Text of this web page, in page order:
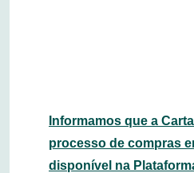
Informamos que a
processo de compras
disponível na